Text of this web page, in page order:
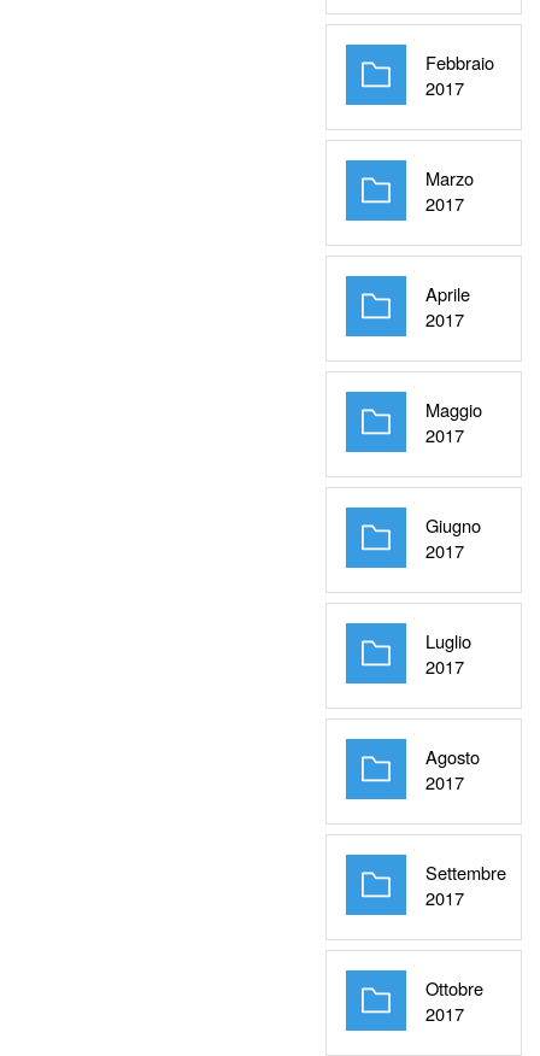
Febbraio
2017Cartella
Marzo
2017Cartella
Aprile
2017Cartella
Maggio
2017Cartella
Giugno
2017Cartella
Luglio
2017Cartella
Agosto
2017Cartella
Settembre
2017Cartella
Ottobre
2017Cartella